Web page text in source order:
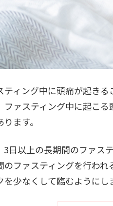
ティング中に頭痛が起き
ファスティング中に起こ
ます。
3日以上の長期間のファス
のファスティングを行わ
を少なくして臨むようにし